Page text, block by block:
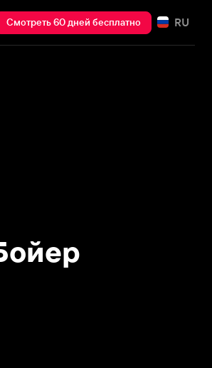
Смотреть 60 дней бесплатно RU